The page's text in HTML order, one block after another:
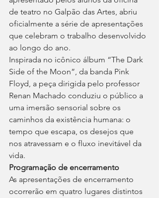
de teatro no Galpão das Artes, abriu
oficialmente a série de apresentações
que celebram o trabalho desenvolvido
ao longo do ano.
Inspirada no icônico álbum “The Dark
Side of the Moon”, da banda Pink
Floyd, a peça dirigida pelo professor
Renan Machado conduziu o público a
uma imersão sensorial sobre os
caminhos da existência humana: o
tempo que escapa, os desejos que
nos atravessam e o fluxo inevitável da
vida.
Programação de encerramento
As apresentações de encerramento
ocorrerão em quatro lugares distintos